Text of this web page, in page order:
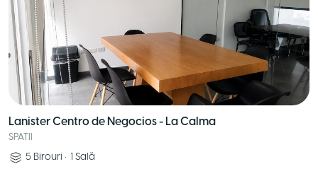
Lanister Centro de Negocios - La Calma
SPATII
5 Birouri • 1 Sală